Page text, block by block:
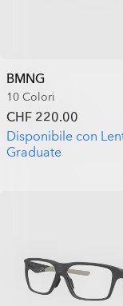
BMNG
10 Colori
CHF 220.00
Disponibile con
Graduate